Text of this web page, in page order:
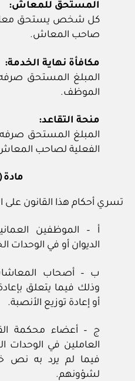
المستحق للمعاش:
كل شخص يستحق
صاحب المعاش.
مكافأة نهاية الخدمة:
المبلغ المستحق
الموظف.
منحة التقاعد:
المبلغ المستحق
الفعلية لصاحب
مادة
تسري أحكام هذا القانون على
أ – الموظفين
الديوان أو في الوحدات
ب – أصحاب
وذلك فيما يتعلق
أو إعادة توزيع الأنصبة.
ج – أعضاء محكمة
العاملين في الوحدات
فيما لم يرد به نص
لشؤونهم.